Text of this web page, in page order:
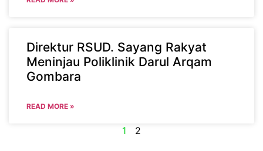
Direktur RSUD. Sayang Rakyat
Meninjau Poliklinik Darul Arqam
Gombara
READ MORE »
1 2